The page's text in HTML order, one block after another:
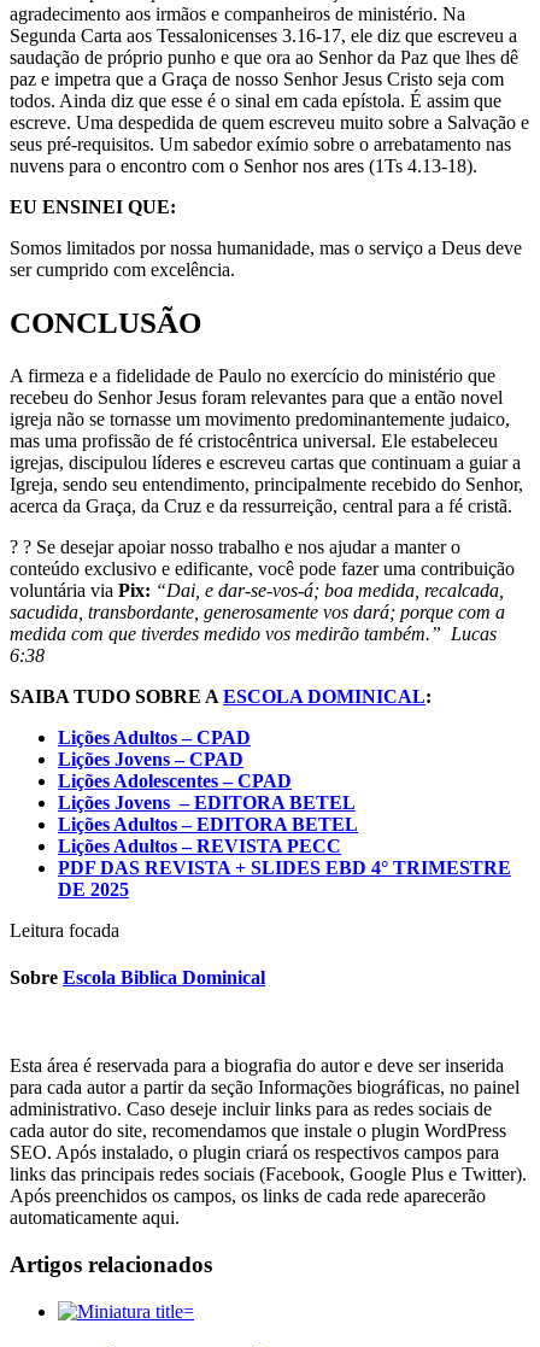
agradecimento aos irmãos e companheiros de ministério. Na
Segunda Carta aos Tessalonicenses 3.16-17, ele diz que escreveu a
saudação de próprio punho e que ora ao Senhor da Paz que lhes dê
paz e impetra que a Graça de nosso Senhor Jesus Cristo seja com
todos. Ainda diz que esse é o sinal em cada epístola. É assim que
escreve. Uma despedida de quem escreveu muito sobre a Salvação e
seus pré-requisitos. Um sabedor exímio sobre o arrebatamento nas
nuvens para o encontro com o Senhor nos ares (1Ts 4.13-18).
EU ENSINEI QUE:
Somos limitados por nossa humanidade, mas o serviço a Deus deve
ser cumprido com excelência.
CONCLUSÃO
A firmeza e a fidelidade de Paulo no exercício do ministério que
recebeu do Senhor Jesus foram relevantes para que a então novel
igreja não se tornasse um movimento predominantemente judaico,
mas uma profissão de fé cristocêntrica universal. Ele estabeleceu
igrejas, discipulou líderes e escreveu cartas que continuam a guiar a
Igreja, sendo seu entendimento, principalmente recebido do Senhor,
acerca da Graça, da Cruz e da ressurreição, central para a fé cristã.
? ? Se desejar apoiar nosso trabalho e nos ajudar a manter o
conteúdo exclusivo e edificante, você pode fazer uma contribuição
voluntária via Pix: “Dai, e dar-se-vos-á; boa medida, recalcada,
sacudida, transbordante, generosamente vos dará; porque com a
medida com que tiverdes medido vos medirão também.” Lucas
6:38
SAIBA TUDO SOBRE A ESCOLA DOMINICAL:
Lições Adultos – CPAD
Lições Jovens – CPAD
Lições Adolescentes – CPAD
Lições Jovens – EDITORA BETEL
Lições Adultos – EDITORA BETEL
Lições Adultos – REVISTA PECC
PDF DAS REVISTA + SLIDES EBD 4° TRIMESTRE
DE 2025
Leitura focada
Sobre Escola Biblica Dominical
Esta área é reservada para a biografia do autor e deve ser inserida
para cada autor a partir da seção Informações biográficas, no painel
administrativo. Caso deseje incluir links para as redes sociais de
cada autor do site, recomendamos que instale o plugin WordPress
SEO. Após instalado, o plugin criará os respectivos campos para
links das principais redes sociais (Facebook, Google Plus e Twitter).
Após preenchidos os campos, os links de cada rede aparecerão
automaticamente aqui.
Artigos relacionados